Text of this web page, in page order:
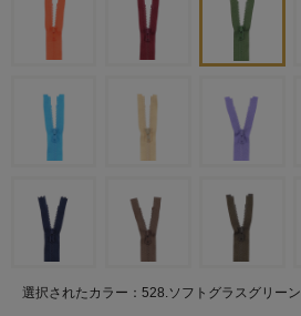
選択されたカラー：528.ソフトグラスグリーン